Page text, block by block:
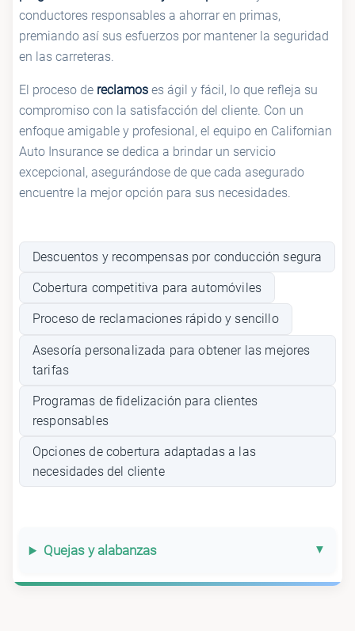
conductores responsables a ahorrar en primas,
premiando así sus esfuerzos por mantener la seguridad
en las carreteras.
El proceso de reclamos es ágil y fácil, lo que refleja su
compromiso con la satisfacción del cliente. Con un
enfoque amigable y profesional, el equipo en Californian
Auto Insurance se dedica a brindar un servicio
excepcional, asegurándose de que cada asegurado
encuentre la mejor opción para sus necesidades.
Descuentos y recompensas por conducción segura
Cobertura competitiva para automóviles
Proceso de reclamaciones rápido y sencillo
Asesoría personalizada para obtener las mejores
tarifas
Programas de fidelización para clientes
responsables
Opciones de cobertura adaptadas a las
necesidades del cliente
Quejas y alabanzas